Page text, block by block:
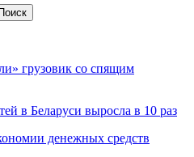
грузовик со спящим
в Беларуси выросла в 10 раз
денежных средств